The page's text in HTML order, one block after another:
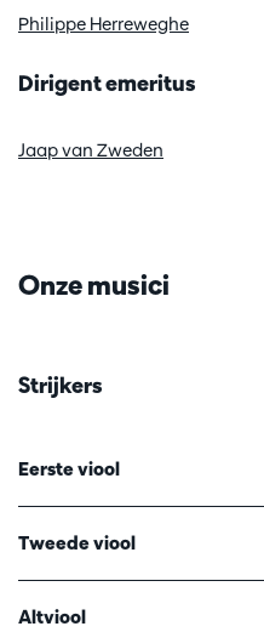
Philippe Herreweghe
Dirigent emeritus
Jaap van Zweden
Onze musici
Strijkers
Eerste viool
Tweede viool
Altviool